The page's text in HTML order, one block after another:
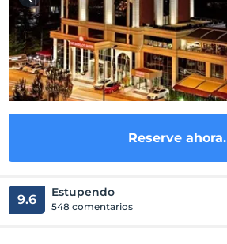
Reserve ahora.
9.6 Estupendo
548 comentarios